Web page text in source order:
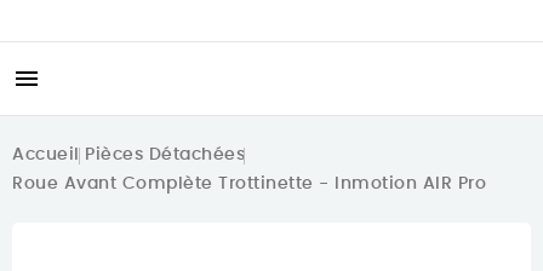

Accueil
Pièces Détachées
Roue Avant Complète Trottinette - Inmotion AIR Pro